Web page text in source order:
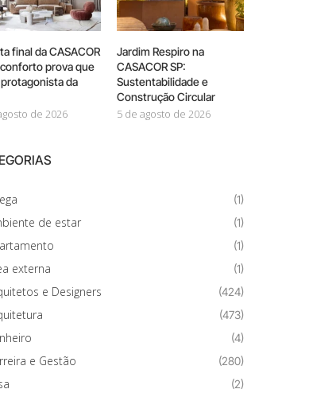
final da CASACOR
conforto prova que
da
de 2026
Jardim Respiro na
CASACOR SP:
Sustentabilidade e
Construção Circular
5 de agosto de 2026
(1)
de estar (1)
(1)
externa (1)
e Designers (424)
(473)
(4)
e Gestão (280)
(2)